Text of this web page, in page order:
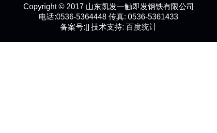
Copyright © 2017 山东凯发一触即发钢铁有限公司
电话:0536-5364448 传真: 0536-5361433
备案号:[] 技术支持: 百度统计